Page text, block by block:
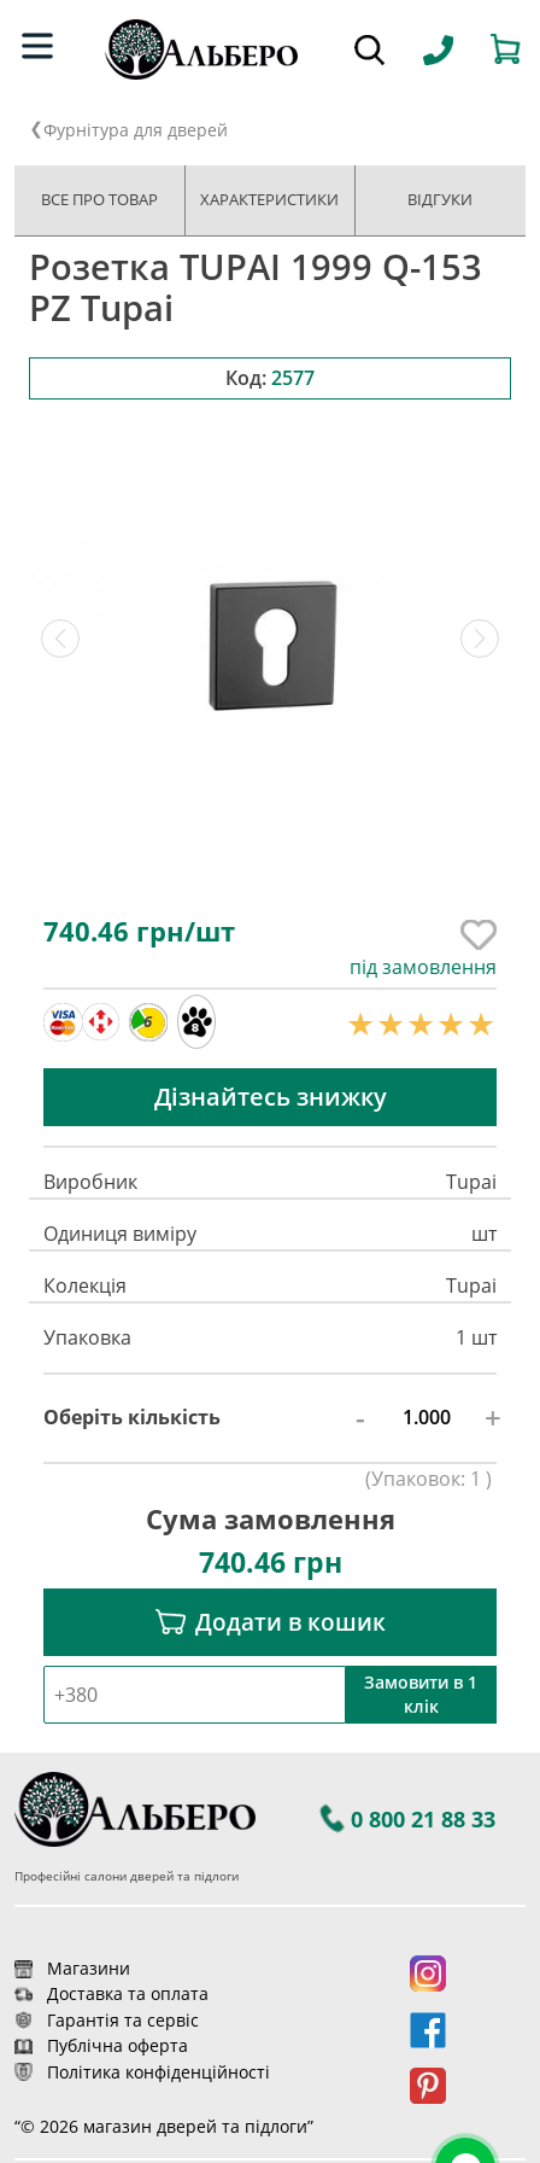
Фурнітура для дверей
ВСЕ ПРО ТОВАР ХАРАКТЕРИСТИКИ ВІДГУКИ
Розетка TUPAI 1999 Q-153
PZ Tupai
Код:2577
740.46 грн/шт
під замовлення
6
Дізнайтесь знижку
Виробник
Tupai
Одиниця виміру
шт
Колекція
Tupai
Упаковка
1 шт
Оберіть кількість - +
(Упаковок: 1 )
Сума замовлення
740.46грн
Додати в кошик
Замовити в 1
клік
0 800 21 88 33
Професійні салони дверей та підлоги
Магазини
Доставка та оплата
Гарантія та сервіс
Публічна оферта
Політика конфіденційності
“© 2026 магазин дверей та підлоги”